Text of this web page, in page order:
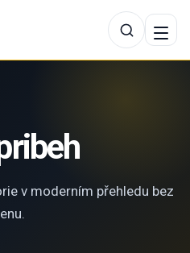
v moderním přehledu bez